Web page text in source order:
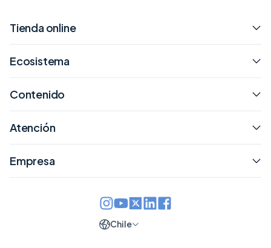
Tienda online
Ecosistema
Contenido
Atención
Empresa
Chile